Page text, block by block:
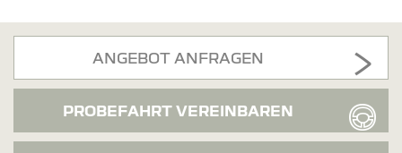
ANGEBOT ANFRAGEN
PROBEFAHRT VEREINBAREN